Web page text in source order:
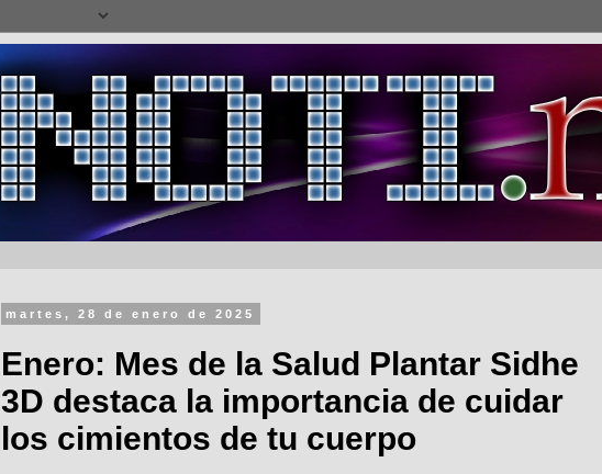
martes, 28 de enero de 2025
Enero: Mes de la Salud Plantar Sidhe
3D destaca la importancia de cuidar
los cimientos de tu cuerpo